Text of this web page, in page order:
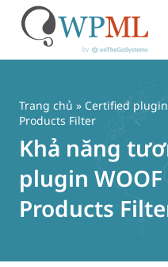
dung
Trang chủ » Certified
Products Filter
Khả năng
plugin
Products